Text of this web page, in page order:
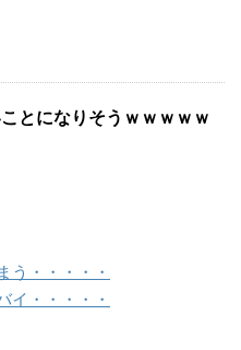
とになりそうｗｗｗｗｗ
う・・・・・
イ・・・・・